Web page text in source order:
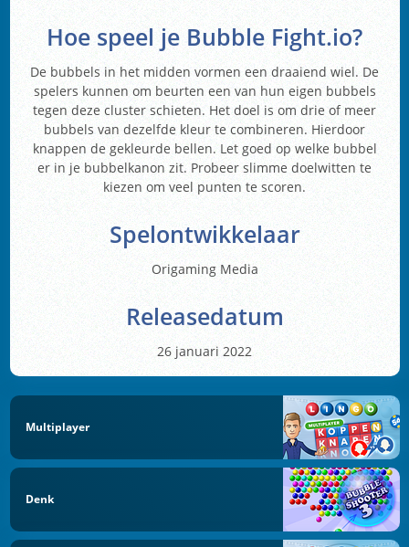
Hoe speel je Bubble Fight.io?
De bubbels in het midden vormen een draaiend wiel. De
spelers kunnen om beurten een van hun eigen bubbels
tegen deze cluster schieten. Het doel is om drie of meer
bubbels van dezelfde kleur te combineren. Hierdoor
knappen de gekleurde bellen. Let goed op welke bubbel
er in je bubbelkanon zit. Probeer slimme doelwitten te
kiezen om veel punten te scoren.
Spelontwikkelaar
Origaming Media
Releasedatum
26 januari 2022
Multiplayer
Denk